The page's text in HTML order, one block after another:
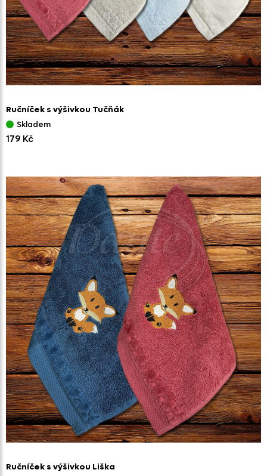
Ručníček s výšivkou Tučňák
Skladem
179 Kč
Ručníček s výšivkou Liška